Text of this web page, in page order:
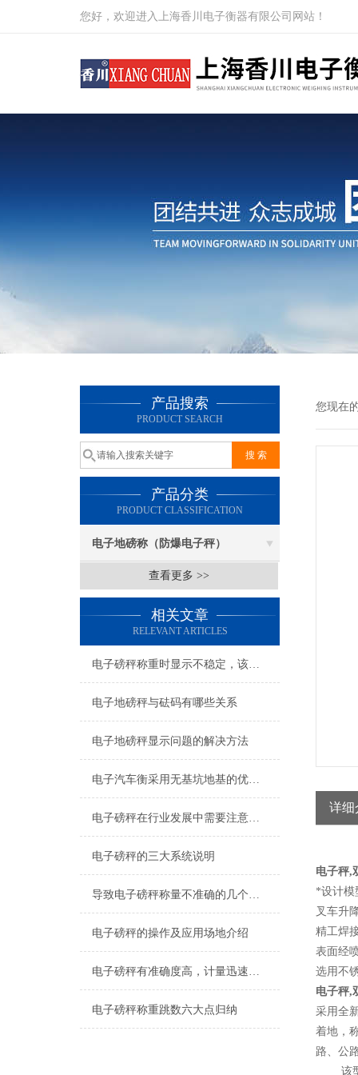
您好，欢迎进入上海香川电子衡器有限公司网站！
产品搜索
PRODUCT SEARCH
产品分类
PRODUCT CLASSIFICATION
电子地磅称（防爆电子秤）
查看更多 >>
相关文章
RELEVANT ARTICLES
电子磅秤称重时显示不稳定，该如何解决
电子地磅秤与砝码有哪些关系
电子地磅秤显示问题的解决方法
电子汽车衡采用无基坑地基的优势体现
电子磅秤在行业发展中需要注意哪5个问题
电子磅秤的三大系统说明
导致电子磅秤称量不准确的几个原因
电子磅秤的操作及应用场地介绍
电子磅秤有准确度高，计量迅速，工作稳定可靠
电子磅秤称重跳数六大点归纳
您现在
详细
电子秤,
*设计模
叉车升
精工焊
表面经
选用不
电子秤,
采用全
着地，
路、公
该型